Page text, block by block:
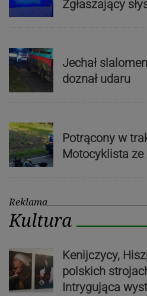
Zgłaszający
Jechał
doznał udaru
Potrącony w
Motocyklista ze
Reklama
Kultura
Kenijczycy,
polskich
Intrygująca